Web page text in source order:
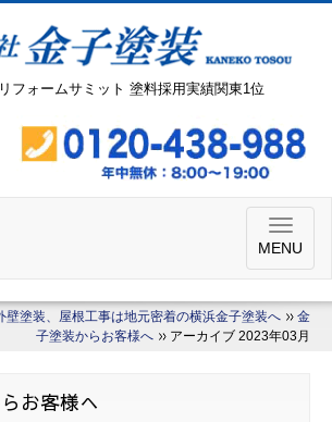
フォームサミット 塗料採用実績関東1位
MENU
壁塗装、屋根工事は地元密着の横浜金子塗装へ
金
子塗装からお客様へ
アーカイブ 2023年03月
お客様へ